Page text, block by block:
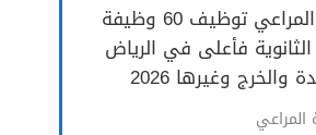
شركة المراعي توظيف 60 وظيفة
فأعلى في الرياض
والخرج وغيرها 2026